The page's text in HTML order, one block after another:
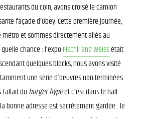
du coin, avons croisé le camion
façade d’Obey. Cette première journée,
métro et sommes directement allés au
chance : l’expoFischli and Weissétait
quelques blocks, nous avons visité
une série d’oeuvres non terminées.
fallait du burger hypeet c’est dans le hall
bonne adresse est secrètement gardée : le